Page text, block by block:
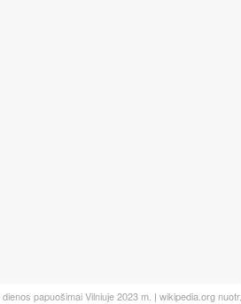
papuošimai Vilniuje 2023 m. | wikipedia.org nuotr.